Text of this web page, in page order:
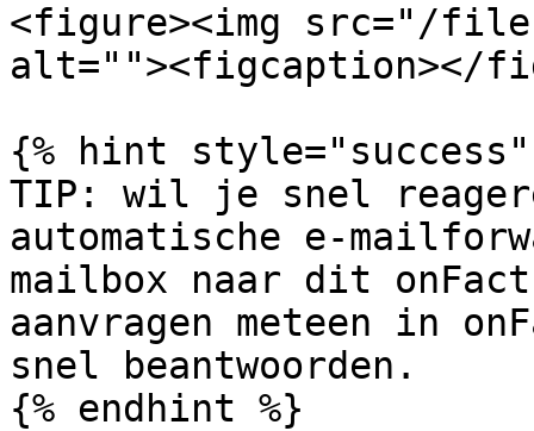
<figure><img src="/files/
alt=""><figcaption></
{% hint style="success"
TIP: wil je snel
automatische e-
mailbox naar dit
aanvragen meteen in
snel beantwoorden.
{% endhint %}